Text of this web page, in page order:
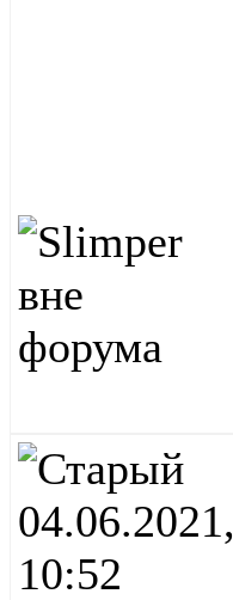
04.06.2021,
10:52